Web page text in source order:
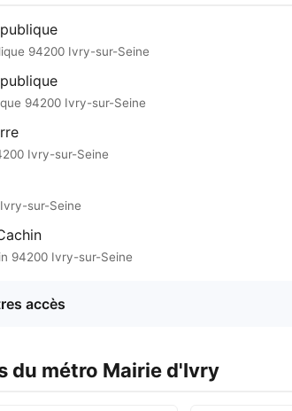
94200 Ivry-sur-Seine
94200 Ivry-sur-Seine
Ivry-sur-Seine
sur-Seine
94200 Ivry-sur-Seine
accès
du métro Mairie d'Ivry